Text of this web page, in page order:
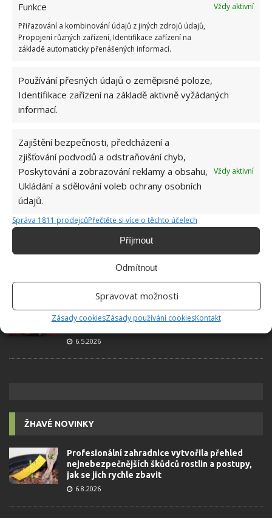
Funkce
Vždy aktivní
Přiřazování a kombinování údajů z jiných zdrojů údajů,
Propojení různých zařízení, Identifikace zařízení na
základě automaticky přenášených informací.
Používání přesných údajů o zeměpisné poloze,
Identifikace zařízení na základě aktivně vyžádaných
informací.
Zajištění bezpečnosti, předcházení a
zjišťování podvodů a odstraňování chyb,
Poskytování a zobrazování reklamy a obsahu,
Ukládání a sdělování voleb ochrany osobních
údajů.
Vždy aktivní
Správa 1811 prodejcůPřečtěte si více o těchto účelech
Příjmout
Odmítnout
Spravovat možnosti
Zásady cookiesZásady používání cookiesKontakt
OBLÍBENÉ ČLÁNKY
Kvíz na téma pionýrské tábory za socialismu:
Kdo je zažil, bez problému získá 12 ze 12 bodů
komunismu: 10 retro otázek ukáže, kdo má
dobrý přehled
socialismu: Tehdejší řidiči musí získat 10 z 10
6.5.2026
ŽHAVÉ NOVINKY
Profesionální zahradnice vytvořila přehled
nejnebezpečnějších škůdců rostlin a postupy,
jak se jich rychle zbavit
6.8.2026